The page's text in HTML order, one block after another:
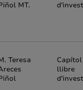
MT.
Teresa
llibre